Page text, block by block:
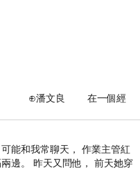
一個經
能和我常聊天， 作業主管紅
邊。 昨天又問他， 前天她穿